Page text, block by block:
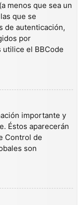
menos que sea un
que se
de autenticación,
por
utilice el BBCode
importante y
Éstos aparecerán
Control de
son